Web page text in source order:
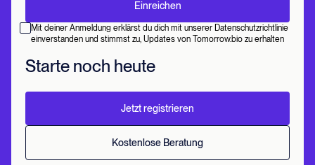
Mit deiner Anmeldung erklärst du dich mit unserer Datenschutzrichtlinie
einverstanden und stimmst zu, Updates von Tomorrow.bio zu erhalten
Starte noch heute
Jetzt registrieren
Kostenlose Beratung